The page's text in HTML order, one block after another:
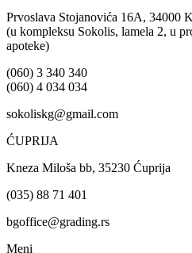
Prvoslava Stojanovića 16A, 34000
(u kompleksu Sokolis, lamela 2, u
apoteke)
(060) 3 340 340
(060) 4 034 034
sokoliskg@gmail.com
ĆUPRIJA
Kneza Miloša bb, 35230 Ćuprija
(035) 88 71 401
bgoffice@grading.rs
Meni